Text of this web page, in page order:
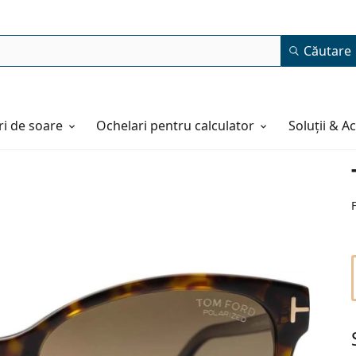
Căutare
de soare Ochelari pentru calculator Soluții &